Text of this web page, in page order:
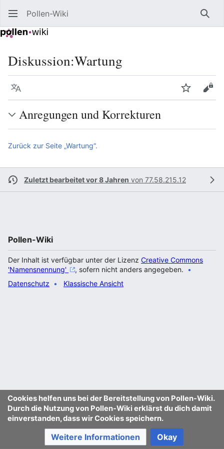
Pollen-Wiki
Diskussion:Wartung
Sprache
Anregungen und Korrekturen
Zurück zur Seite „Wartung“.
Zuletzt bearbeitet vor 8 Jahren von 77.58.215.12
Cookies helfen uns bei der Bereitstellung von Pollen-Wiki.
Durch die Nutzung von Pollen-Wiki erklärst du dich damit
einverstanden, dass wir Cookies speichern.
Weitere Informationen Okay
Pollen-Wiki
Der Inhalt ist verfügbar unter der Lizenz Creative Commons
'Namensnennung'
, sofern nicht anders angegeben.
Datenschutz
Klassische Ansicht